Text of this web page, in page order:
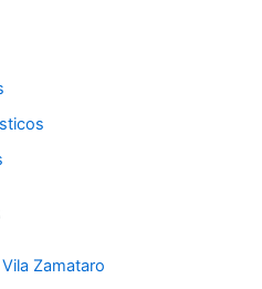
Zamataro